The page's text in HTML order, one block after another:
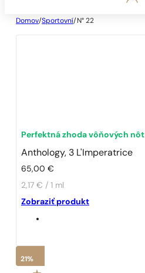
Domov/Sportovní/ N° 22
Perfektná zhoda vôňových nôt
Anthology, 3 L'Imperatrice
65,00€
2,17 € / 1 ml
Zobraziť produkt
21%